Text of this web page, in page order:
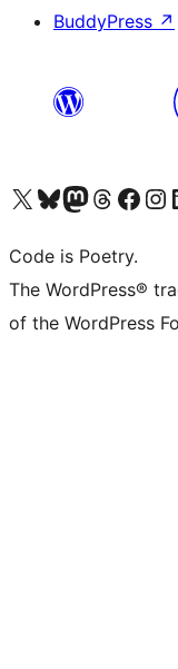
BuddyPress ↗
Visita il nostro account X (ex Twitter)
Visita il nostro account Bluesky
Visita il nostro account
Visita il nostro account
Visita laVisita
Code is Poetry.
The WordPress®
of the WordPress